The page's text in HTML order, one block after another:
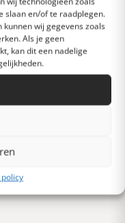
slaan en/of te raadplegen.
wij gegevens zoals
Als je geen
kan dit een nadelige
Schrijf een review